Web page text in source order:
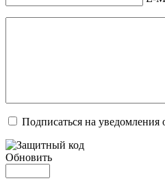
Подписаться на
Обновить